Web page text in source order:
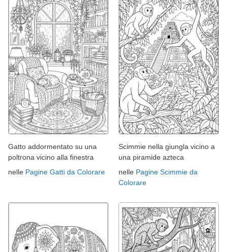
Gatto addormentato su una
poltrona vicino alla finestra
nelle Pagine Gatti da Colorare
Scimmie nella giungla vicino a
una piramide azteca
nelle Pagine Scimmie da
Colorare